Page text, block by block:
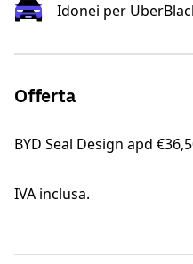
Idonei per
Offerta
BYD Seal Design apd
IVA inclusa.